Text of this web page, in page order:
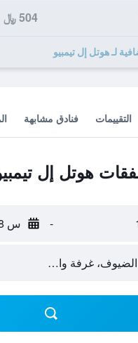
504 ﷼
التقييمات فنادق مشابهة
هوتل إل
- س 15/8